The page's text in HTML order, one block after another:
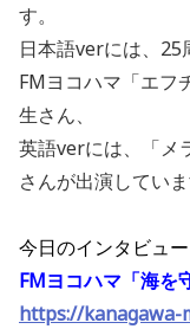
す。
日本語verには、 25
FMヨコハマ「エフ
生さん、
英語verには、「メ
さんが出演してい
今日のインタビュ
FMヨコハマ「海を
https://kanagawa-